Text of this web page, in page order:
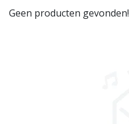
Geen producten gevonden!